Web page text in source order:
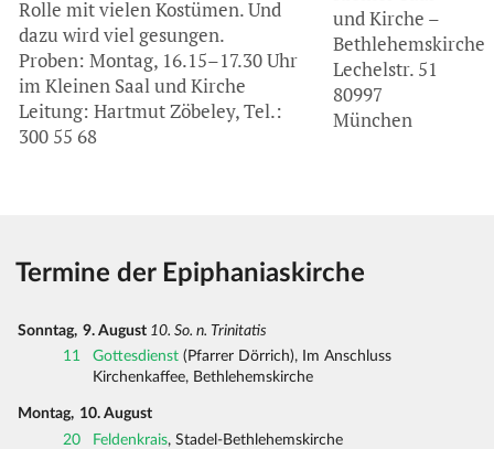
Rolle mit vielen Kostümen. Und
dazu wird viel gesungen.
Proben: Montag, 16.15–17.30 Uhr
im Kleinen Saal und Kirche
Leitung: Hartmut Zöbeley, Tel.:
300 55 68
und Kirche –
Bethlehemskirche
Lechelstr. 51
80997
München
Termine der Epiphaniaskirche
Sonntag, 9. August 10. So. n. Trinitatis
11
Gottesdienst (Pfarrer Dörrich), Im Anschluss
Kirchenkaffee, Bethlehemskirche
Montag, 10. August
20
Feldenkrais, Stadel-Bethlehemskirche